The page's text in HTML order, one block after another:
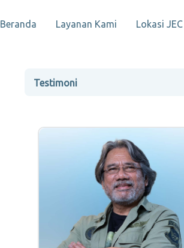
Beranda Layanan Kami Lokasi JEC
Testimoni